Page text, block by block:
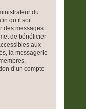
du
qu’il soit
des messages.
de bénéficier
aux
la messagerie
d’un compte